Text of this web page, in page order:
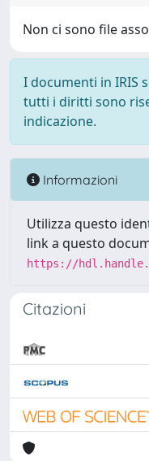
Non ci sono file
I documenti in IRIS
tutti i diritti sono
indicazione.
Informazioni
Utilizza questo
link a questo
https://
Citazioni